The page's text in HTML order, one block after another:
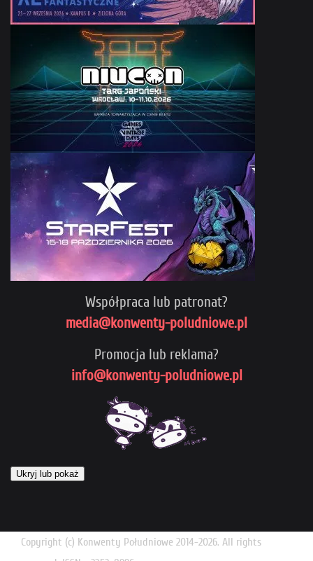
Współpraca lub patronat?
media@konwenty-poludniowe.pl
Promocja lub reklama?
info@konwenty-poludniowe.pl
Ukryj lub pokaż
Copyright (c) Konwenty Południowe 2014-2026. All rights